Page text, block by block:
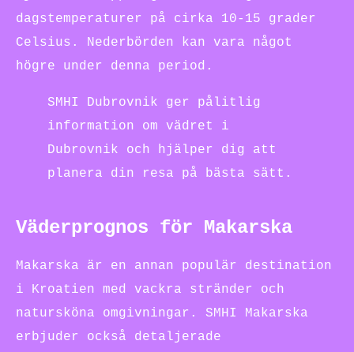
dagstemperaturer på cirka 10-15 grader
Celsius. Nederbörden kan vara något
högre under denna period.
SMHI Dubrovnik ger pålitlig
information om vädret i
Dubrovnik och hjälper dig att
planera din resa på bästa sätt.
Väderprognos för Makarska
Makarska är en annan populär destination
i Kroatien med vackra stränder och
natursköna omgivningar. SMHI Makarska
erbjuder också detaljerade